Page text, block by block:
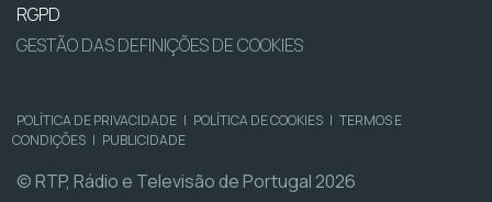
RGPD
GESTÃO DAS DEFINIÇÕES DE COOKIES
POLÍTICA DE PRIVACIDADE | POLÍTICA DE COOKIES | TERMOS E
CONDIÇÕES | PUBLICIDADE
© RTP, Rádio e Televisão de Portugal 2026